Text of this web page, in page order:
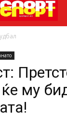
му